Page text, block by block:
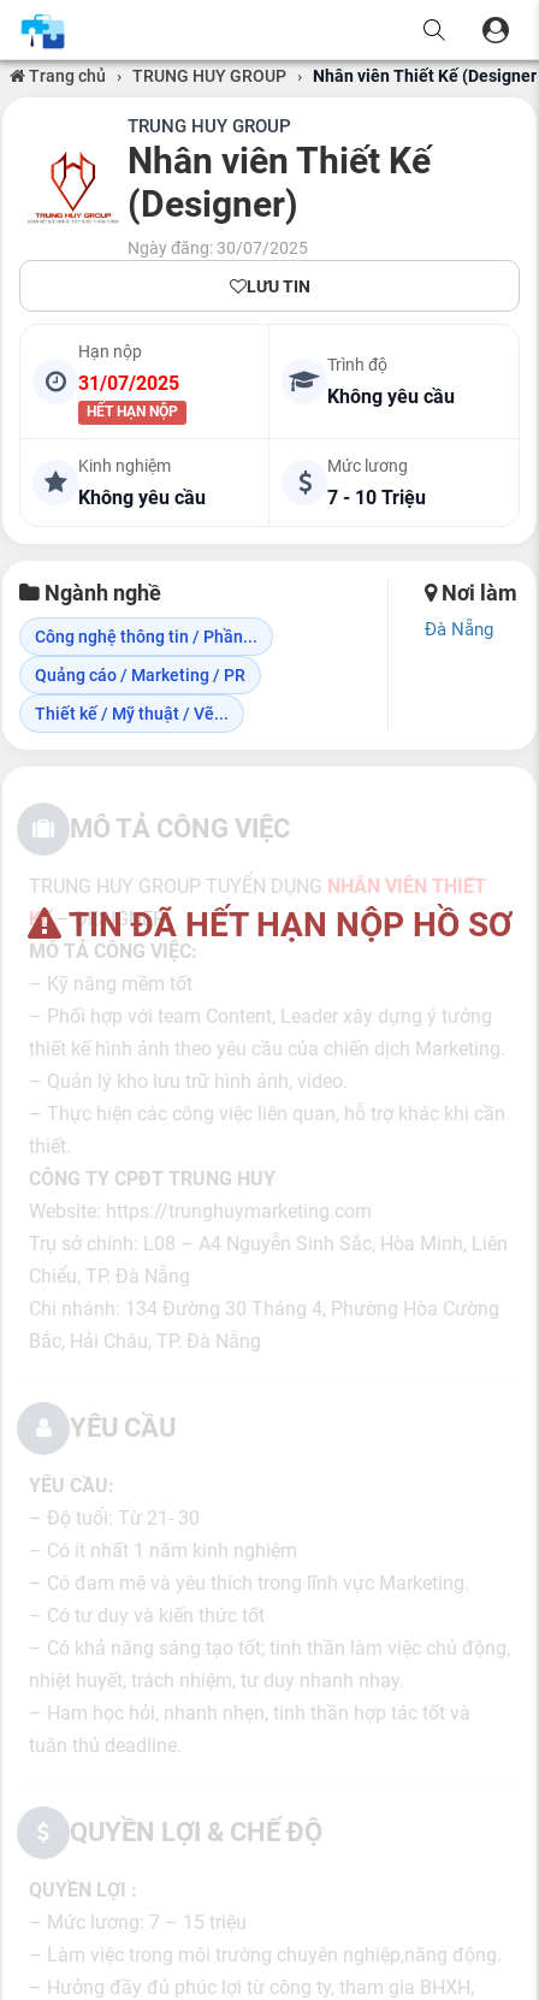
Trang chủ › TRUNG HUY GROUP › Nhân viên Thiết Kế
TRUNG HUY GROUP
Nhân viên Thiết Kế
(Designer)
Ngày đăng: 30/07/2025
LƯU TIN
Hạn nộp
31/07/2025
HẾT HẠN NỘP
Trình độ
Không yêu cầu
Kinh nghiệm
Không yêu cầu
Mức lương
7 - 10 Triệu
Ngành nghề
Công nghệ thông tin / Phần...
Quảng cáo / Marketing / PR
Thiết kế / Mỹ thuật / Vẽ...
Nơi làm
Đà Nẵng
TIN ĐÃ HẾT HẠN NỘP HỒ SƠ
MÔ TẢ CÔNG VIỆC
TRUNG HUY GROUP TUYỂN DỤNG NHÂN VIÊN THIẾT
KẾ– DESIGNER
MÔ TẢ CÔNG VIỆC:
– Kỹ năng mềm tốt
– Phối hợp với team Content, Leader xây dựng ý tưởng
thiết kế hình ảnh theo yêu cầu của chiến dịch Marketing.
– Quản lý kho lưu trữ hình ảnh, video.
– Thực hiện các công việc liên quan, hỗ trợ khác khi cần
thiết.
CÔNG TY CPĐT TRUNG HUY
Website: https://trunghuymarketing.com
Trụ sở chính: L08 – A4 Nguyễn Sinh Sắc, Hòa Minh, Liên
Chiểu, TP. Đà Nẵng
Chi nhánh: 134 Đường 30 Tháng 4, Phường Hòa Cường
Bắc, Hải Châu, TP. Đà Nẵng
YÊU CẦU
YÊU CẦU:
– Độ tuổi: Từ 21- 30
– Có ít nhất 1 năm kinh nghiệm
– Có đam mê và yêu thích trong lĩnh vực Marketing.
– Có tư duy và kiến thức tốt
– Có khả năng sáng tạo tốt; tinh thần làm việc chủ động,
nhiệt huyết, trách nhiệm, tư duy nhanh nhạy.
– Ham học hỏi, nhanh nhẹn, tinh thần hợp tác tốt và
tuân thủ deadline.
QUYỀN LỢI & CHẾ ĐỘ
QUYỀN LỢI :
– Mức lương: 7 – 15 triệu
– Làm việc trong môi trường chuyên nghiệp,năng động.
– Hưởng đầy đủ phúc lợi từ công ty, tham gia BHXH,